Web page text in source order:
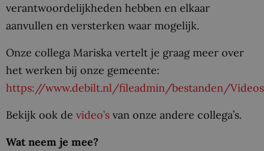
verantwoordelijkheden hebben en elkaar
aanvullen en versterken waar mogelijk.
Onze collega Mariska vertelt je graag meer over
het werken bij onze gemeente:
https://www.debilt.nl/fileadmin/bestanden/
Bekijk ook de video’s van onze andere collega’s.
Wat neem je mee?